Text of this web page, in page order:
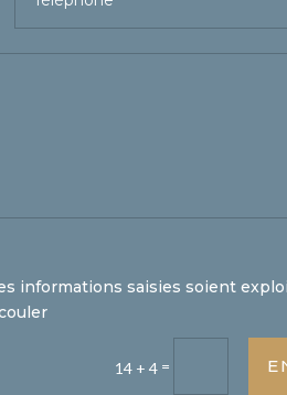
informations saisies soient
14 + 4 =